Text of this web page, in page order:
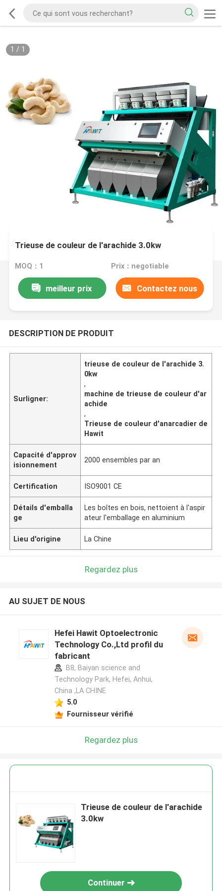
1 / 1
Trieuse de couleur de l'arachide 3.0kw
MOQ：1 Prix：negotiable
meilleur prix Contactez nous
DESCRIPTION DE PRODUIT
Surligner:
trieuse de couleur de l'arachide 3.
0kw
,
machine de trieuse de couleur d'ar
achide
,
Trieuse de couleur d'anarcadier de
Hawit
Capacité d'approv
isionnement
2000 ensembles par an
Certification ISO9001 CE
Détails d'emballa
ge
Les boîtes en bois, nettoient à l'aspir
ateur l'emballage en aluminium
Lieu d'origine La Chine
Regardez plus
AU SUJET DE NOUS
Hefei Hawit Optoelectronic
Technology Co.,Ltd profil du
fabricant
B8, Baiyan science and
Technology Park, Hefei, Anhui,
China ,LA CHINE
5.0
Fournisseur vérifié
Regardez plus
Trieuse de couleur de l'arachide
3.0kw
Continuer